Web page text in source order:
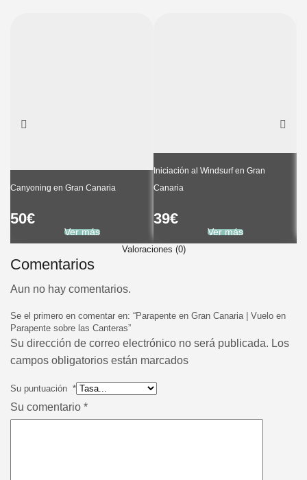
Canyoning en Gran Canaria
50€
Ver más
Iniciación al Windsurf en Gran
Canaria
39€
Ver más
Valoraciones (0)
Comentarios
Aun no hay comentarios.
Se el primero en comentar en: “Parapente en Gran Canaria | Vuelo en
Parapente sobre las Canteras”
Su dirección de correo electrónico no será publicada. Los
campos obligatorios están marcados
Su puntuación *
Su comentario *